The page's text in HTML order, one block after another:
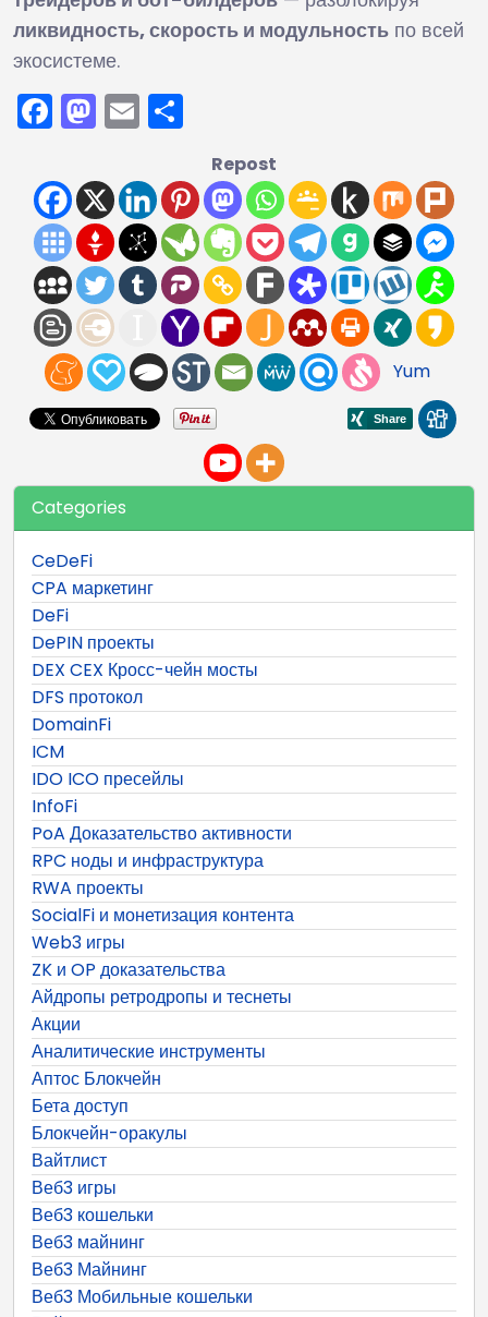
ликвидность, скорость и модульность по всей
экосистеме.
Facebook
Mastodon
Email
Repost
Yum
Categories
CeDeFi
CPA маркетинг
DeFi
DePIN проекты
DEX CEX Кросс-чейн мосты
DFS протокол
DomainFi
ICM
IDO ICO пресейлы
InfoFi
PoA Доказательство активности
RPC ноды и инфраструктура
RWA проекты
SocialFi и монетизация контента
Web3 игры
ZK и OP доказательства
Айдропы ретродропы и теснеты
Акции
Аналитические инструменты
Аптос Блокчейн
Бета доступ
Блокчейн-оракулы
Вайтлист
Веб3 игры
Веб3 кошельки
Веб3 майнинг
Веб3 Майнинг
Веб3 Мобильные кошельки